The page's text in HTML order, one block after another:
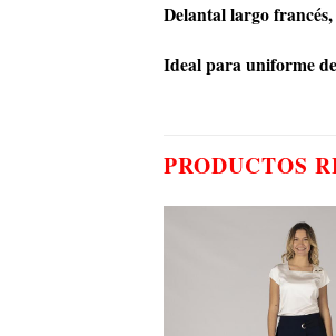
Delantal largo
Ideal para uniforme
PRODUCTOS